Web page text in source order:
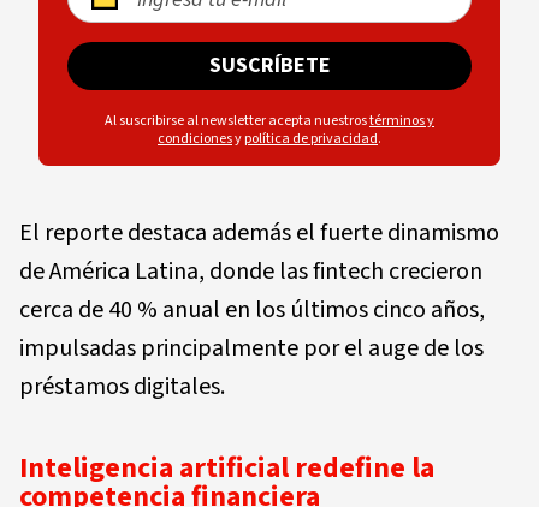
SUSCRÍBETE
Al suscribirse al newsletter acepta nuestrostérminos y
condicionesypolítica de privacidad.
El reporte destaca además el fuerte dinamismo
de América Latina, donde las fintech crecieron
cerca de 40 % anual en los últimos cinco años,
impulsadas principalmente por el auge de los
préstamos digitales.
Inteligencia artificial redefine la
competencia financiera